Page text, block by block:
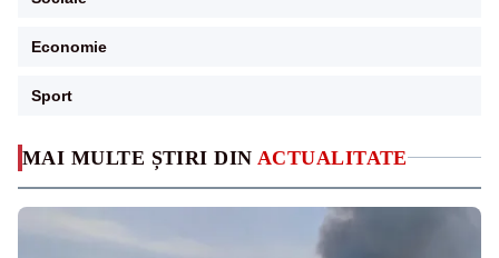
MAI MULTE ȘTIRI DIN ACTUALITATE
Economie
Sport